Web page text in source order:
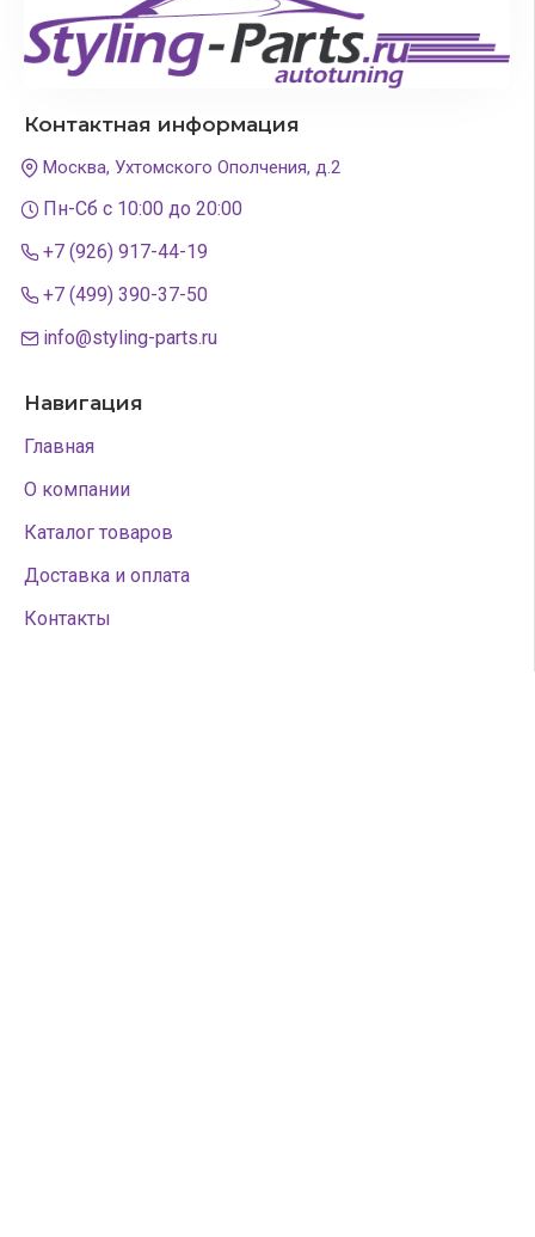
Контактная информация
Москва, Ухтомского Ополчения, д.2
Пн-Сб с 10:00 до 20:00
+7 (926) 917-44-19
+7 (499) 390-37-50
info@styling-parts.ru
Навигация
Главная
О компании
Каталог товаров
Доставка и оплата
Контакты